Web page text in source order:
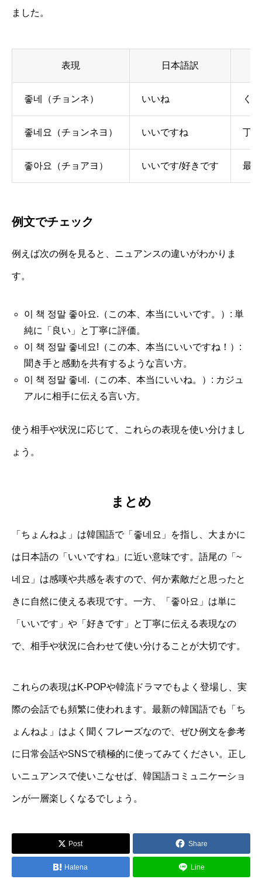
ました。
表現 日本語訳
좋네（チョンネ） いいね く
좋네요（チョンネヨ） いいですね 丁
좋아요（チョアヨ） いいです/好きです 最
例文でチェック
例えば次の例を見ると、ニュアンスの違いがわかりま
す。
이 책 정말 좋아요.（この本、本当にいいです。）: 単
純に「良い」と丁寧に評価。
이 책 정말 좋네요!（この本、本当にいいですね！）:
聞き手と感動を共有するような言い方。
이 책 정말 좋네.（この本、本当にいいね。）: カジュ
アルに相手に伝える言い方。
使う相手や状況に応じて、これらの表現を使い分けまし
ょう。
まとめ
「ちょんねよ」は韓国語で「좋네요」を指し、大まかに
は日本語の「いいですね」に近い意味です。語尾の「~
네요」は感嘆や共感を表すので、何か素敵だと思ったと
きに自然に使える表現です。一方、「좋아요」は単に
「いいです」や「好きです」と丁寧に伝える表現なの
で、相手や状況に合わせて使い分けることが大切です。
これらの表現はK-POPや韓流ドラマでもよく登場し、実
際の会話でも頻繁に使われます。最新の韓国語でも「ち
ょんねよ」はよく聞くフレーズなので、ぜひ例文を参考
に日常会話やSNSで積極的に使ってみてください。正し
いニュアンスで使いこなせば、韓国語コミュニケーショ
ンが一層楽しくなるでしょう。
Post Share
Hatena Line